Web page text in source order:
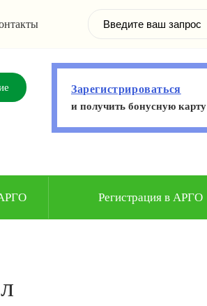
Зарегистрироваться
и получить бонусную карту
Регистрация в АРГО